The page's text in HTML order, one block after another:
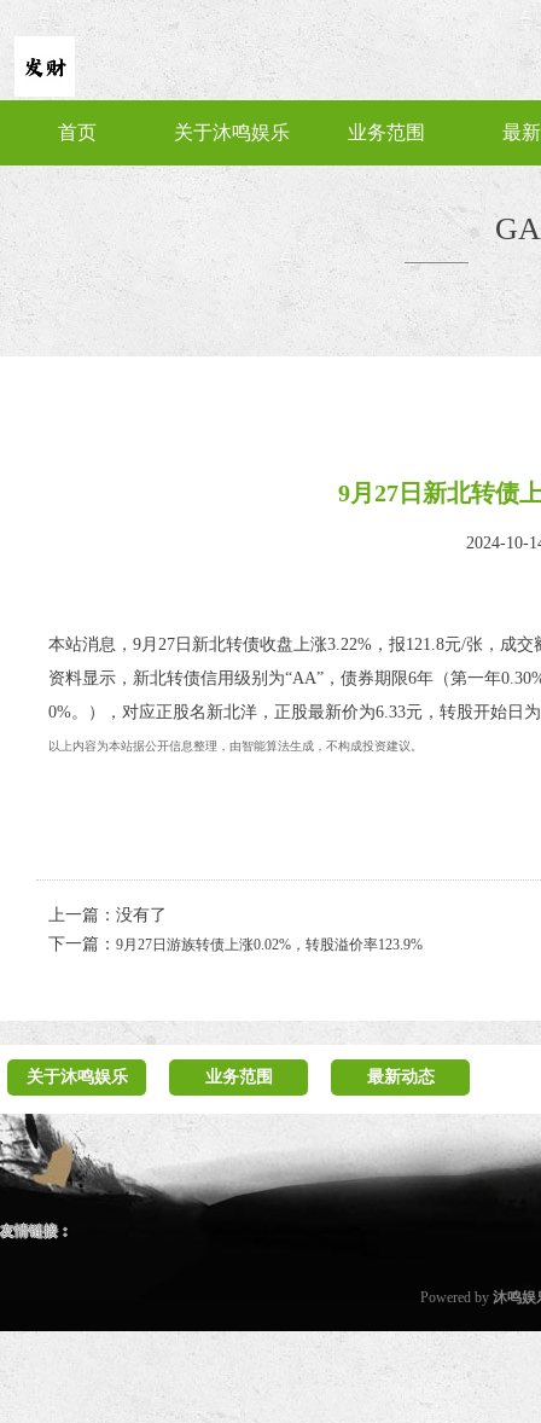
首页 关于沐鸣娱乐 业务范围 最
9月27日新北转债
2024-10-
本站消息，9月27日新北转债收盘上涨3.22%，报121.8元/张，成
资料显示，新北转债信用级别为“AA”，债券期限6年（第一年
0%。），对应正股名新北洋，正股最新价为6.33元，转股开始日
以上内容为本站据公开信息整理，由智能算法生成，不构成投资建议。
上一篇：没有了
下一篇： 9月27日游族转债上涨0.02%，转股溢价率123.9%
关于沐鸣娱乐 业务范围 最新动态
友情链接：
Powered by 沐鸣娱